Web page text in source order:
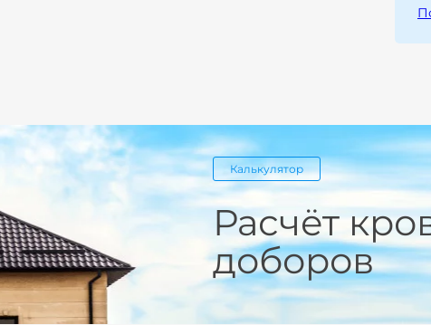
Калькулятор
Расчёт
доборов